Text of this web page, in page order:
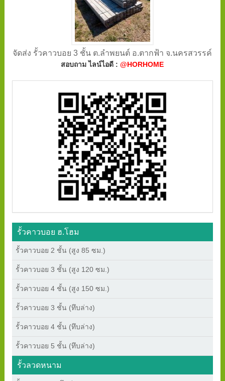
จัดส่ง รั้วคาวบอย 3 ชั้น ต.ลำพยนต์ อ.ตากฟ้า จ.นครสวรรค์
สอบถาม ไลน์ไอดี :@HORHOME
รั้วคาวบอย ฮ.โฮม
รั้วคาวบอย 2 ชั้น (สูง 85 ซม.)
รั้วคาวบอย 3 ชั้น (สูง 120 ซม.)
รั้วคาวบอย 4 ชั้น (สูง 150 ซม.)
รั้วคาวบอย 3 ชั้น (ทึบล่าง)
รั้วคาวบอย 4 ชั้น (ทึบล่าง)
รั้วคาวบอย 5 ชั้น (ทึบล่าง)
รั้วลวดหนาม